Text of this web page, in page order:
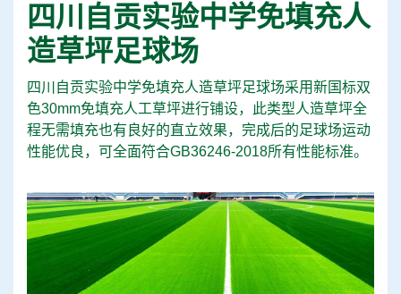
四川自贡实验中学免填充人
造草坪足球场
四川自贡实验中学免填充人造草坪足球场采用新国标双
色30mm免填充人工草坪进行铺设，此类型人造草坪全
程无需填充也有良好的直立效果，完成后的足球场运动
性能优良，可全面符合GB36246-2018所有性能标准。